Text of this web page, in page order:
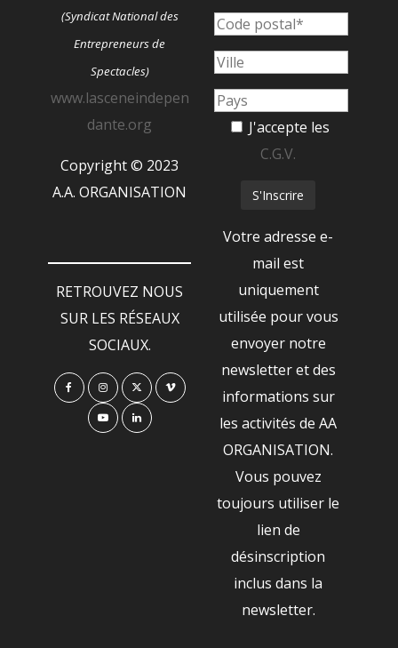
(Syndicat National des
Entrepreneurs de
Spectacles)
www.lasceneindepen
dante.org
Copyright © 2023
A.A. ORGANISATION
RETROUVEZ NOUS
SUR LES RÉSEAUX
SOCIAUX.
J'accepte les
C.G.V.
Votre adresse e-
mail est
uniquement
utilisée pour vous
envoyer notre
newsletter et des
informations sur
les activités de AA
ORGANISATION.
Vous pouvez
toujours utiliser le
lien de
désinscription
inclus dans la
newsletter.